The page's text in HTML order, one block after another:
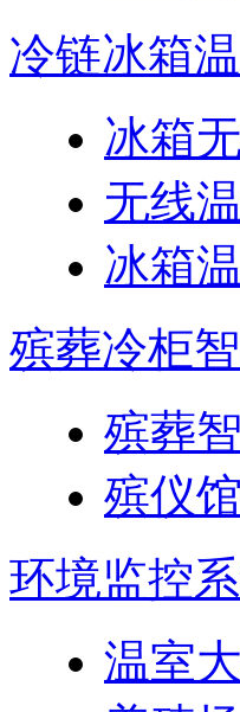
冷链冰箱
冰箱
无线
冰箱
殡葬冷柜
殡葬
殡仪
环境监控
温室